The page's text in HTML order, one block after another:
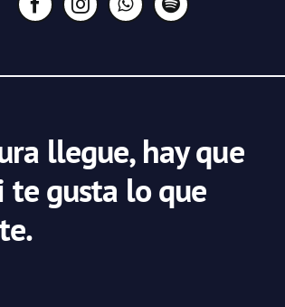
llegue, hay que
te gusta lo que